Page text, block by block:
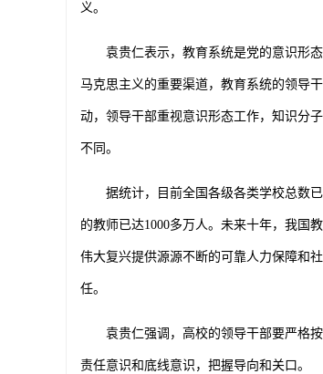
义。
袁贵仁表示，教育系统是党的意识形态
马克思主义的重要渠道，教育系统的领导
动，领导干部重视意识形态工作，知识分
不同。
据统计，目前全国各级各类学校总数
的教师已达1000多万人。未来十年，我国
伟大复兴提供源源不断的可靠人力保障和
任。
袁贵仁强调，高校的领导干部要严格按
责任意识和底线意识，把握导向和关口。